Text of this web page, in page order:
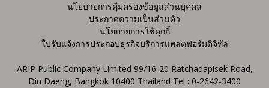
นโยบายการคุ้มครองข้อมูลส่วนบุคคล
ประกาศความเป็นส่วนตัว
นโยบายการใช้คุกกี้
ใบรับแจ้งการประกอบธุรกิจบริการแพลตฟอร์มดิจิทัล
ARIP Public Company Limited 99/16-20 Ratchadapisek Road,
Din Daeng, Bangkok 10400 Thailand Tel : 0-2642-3400